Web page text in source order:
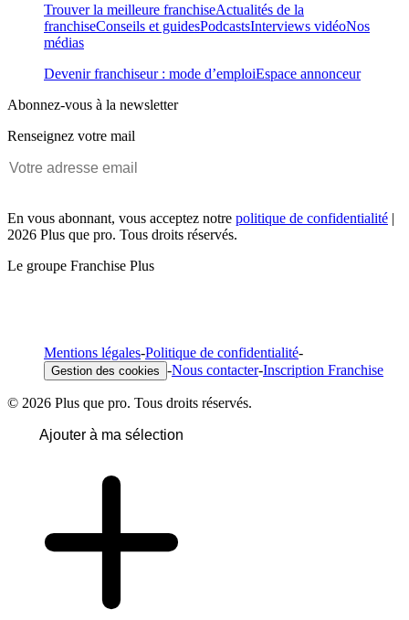
Trouver la meilleure franchiseActualités de la
franchiseConseils et guidesPodcastsInterviews vidéoNos
médias
Devenir franchiseur : mode d’emploiEspace annonceur
Abonnez-vous à la newsletter
Renseignez votre mail
En vous abonnant, vous acceptez notre politique de confidentialité |
2026 Plus que pro. Tous droits réservés.
Le groupe Franchise Plus
Mentions légales-Politique de confidentialité-
Gestion des cookies -Nous contacter-Inscription Franchise
© 2026 Plus que pro. Tous droits réservés.
Ajouter à ma sélection